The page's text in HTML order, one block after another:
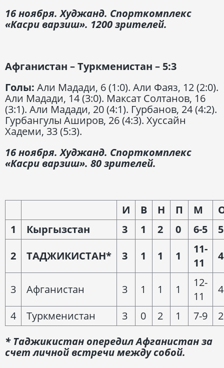
16 ноября. Худжанд. Спорткомплекс
«Касри варзиш». 1200 зрителей.
Афганистан – Туркменистан – 5:3
Голы: Али Мадади, 6 (1:0). Али Фаяз, 12 (2:0).
Али Мадади, 14 (3:0). Максат Солтанов, 16
(3:1). Али Мадади, 20 (4:1). Гурбанов, 24 (4:2).
Гурбангулы Аширов, 26 (4:3). Хуссайн
Хадеми, 33 (5:3).
16 ноября. Худжанд. Спорткомплекс
«Касри варзиш». 80 зрителей.
И В Н П М
1
Кыргызстан 3 1 2 0 6-5
5
2
ТАДЖИКИСТАН* 3 1 1 1
11-
11
4
3 Афганистан 3 1 1 1
12-
11
4
4
Туркменистан 3 0 2 1 7-9
2
* Таджикистан опередил Афганистан за
счет личной встречи между собой.